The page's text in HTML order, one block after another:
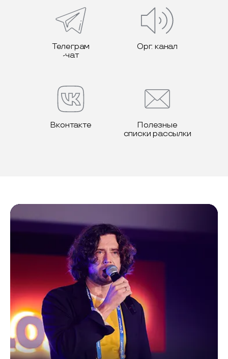
Телеграм
-чат
Орг. канал
Вконтакте
Полезные
списки рассылки